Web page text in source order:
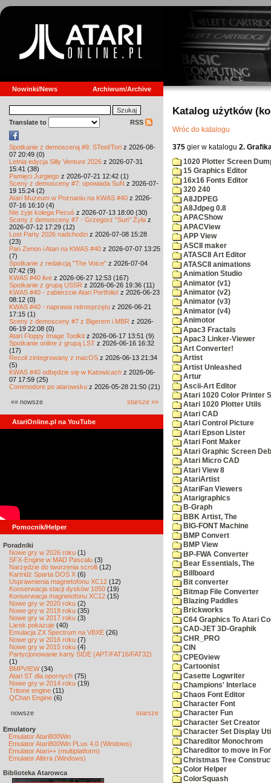
Nowinki/News Archiwum/Archive
Translate to RSS
Spotkanie z demosceną #9: STeel/Tori z 2026-08-
07 20:49 (0)
Letnia edycja Silly Venture 2026 z 2026-07-31
15:41 (38)
Pamięci Jurgiego z 2026-07-21 12:42 (1)
Sceny z demosceny #7: opowiada SuN z 2026-07-
19 15:24 (2)
Atari Muzeum w Poznaniu na KWAS #40 z 2026-
07-16 16:10 (4)
Nie żyje kolega Pecuś z 2026-07-13 18:00 (30)
Sceny z demosceny #7 - Grzegorz "Sun" Żyła z
2026-07-12 17:29 (12)
Lost Party 2026 nadchodzi z 2026-07-08 15:28
(23)
Pan Zenon i Atari na KWAS #40 z 2026-07-07 13:25
(7)
Spotkanie z redakcją "The Voice" z 2026-07-04
07:42 (9)
KWAS #40 live z 2026-06-27 12:53 (167)
Spotkanie z grupą USSR z 2026-06-26 19:36 (11)
KWAS #40 - zabierzcie Atari Portfolio! z 2026-06-23
08:12 (0)
KWAS #40 - naprawa retrosprzętu z 2026-06-21
17:15 (1)
Sceny z demosceny #7 z Bigerem i MBR z 2026-
06-19 22:08 (0)
Atari Floppy Image Toolkit z 2026-06-17 13:51 (9)
Spotkanie online z grupą LST z 2026-06-16 16:32
(17)
Recoil zintegrowany z macOS z 2026-06-13 21:34
(5)
KWAS #40 odbędzie się w Katowicach z 2026-06-
07 17:59 (25)
Commodore po atarowsku z 2026-05-28 21:50 (21)
«« nowsze starsze »»
AtariOnline.pl na YouTube
Pomocnik/Helper
Poradniki
Nowe gry w 2026 roku (1)
SFX-Engine w MAD Pascalu (3)
Narzędzie do tworzenia scrolli (12)
Kartridż Sparta DOS X (6)
Usprawnienia magnetofonu XC12 (12)
Konserwacja stacji dysków 1050 (19)
Konserwacja magnetofonu XC12 (15)
Nowe gry w 2020 roku (2)
Nowe gry w 2019 roku (35)
Nowe gry w 2017 roku (3)
Larek pokazuje (40)
Emulacja ZX Spectrum na VBXE (26)
Nowe gry w 2016 roku (7)
Nowe gry w 2015 roku (4)
Partycjonowanie karty SIDE (APT/FAT16/FAT32)
(1)
BMPVIEW(34)
Atari ST dla opornych (75)
Nowe gry w 2014 roku (19)
Tritone engine (11)
QChan Engine (6)
nowsze starsze
Emulatory
Emulator Atari800Win
Emulator Atari800Win PLus 4.0 (Windows)
Emulator Atari++ (multiplatform)
Emulator Altirra (Windows)
Biblioteka Atarowca
Katalog użytków
Wróc do katalogu
375 gier w katalogu 2.
1020 Plotter Screen
15 Graphics Editor
16x16 Fonts Editor
320 240
A8JDPEG
A8Jdpeg 0.8
APACShow
APACView
APP View
ASCII maker
ATASCII Art Editor
ATASCII animations
Animation Studio
Animator (v1)
Animator (v2)
Animator (v3)
Animator (v4)
Animotor
Apac3 Fractals
Apac3 Linker-Viewer
Art Converter!
Artist
Artist Unleashed
Artur
Ascii-Art Editor
Atari 1020 Color Printer
Atari 1020 Plotter Utils
Atari CAD
Atari Control Picture
Atari Epson Lister
Atari Font Maker
Atari Graphic Screen
Atari Micro CAD
Atari View 8
AtariArtist
AtariFan Viewers
Atarigraphics
B-Graph
BBK Artist, The
BIG-FONT Machine
BMP Convert
BMP View
BP-FWA Converter
Bear Essentials, The
Billboard
Bit converter
Bitmap File Converter
Blazing Paddles
Brickworks
C64 Graphics To Atari
CAD-JET 3D-Graphik
CHR_PRO
CIN
CPEGview
Cartoonist
Casette Logwriter
Champions' Interlace
Chaos Font Editor
Character Font
Character Fun
Character Set Creator
Character Set Display
Chareditor Monochrom
Chareditor to move in
Christmas Tree
Color Helper
ColorSquash